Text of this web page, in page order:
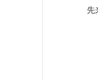
先